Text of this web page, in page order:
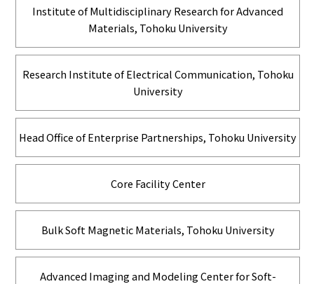
Institute of Multidisciplinary Research for Advanced
Materials, Tohoku University
Research Institute of Electrical Communication, Tohoku
University
Head Office of Enterprise Partnerships, Tohoku University
Core Facility Center
Bulk Soft Magnetic Materials, Tohoku University
Advanced Imaging and Modeling Center for Soft-